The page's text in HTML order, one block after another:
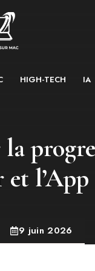
HIGH-TECH IA
l’App
9 juin 2026